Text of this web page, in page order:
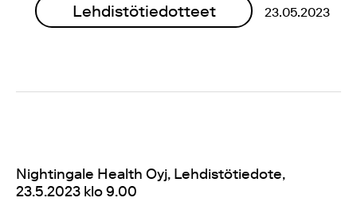
Lehdistötiedotteet 23.05.2023
Nightingale Health Oyj, Lehdistötiedote,
23.5.2023 klo 9.00